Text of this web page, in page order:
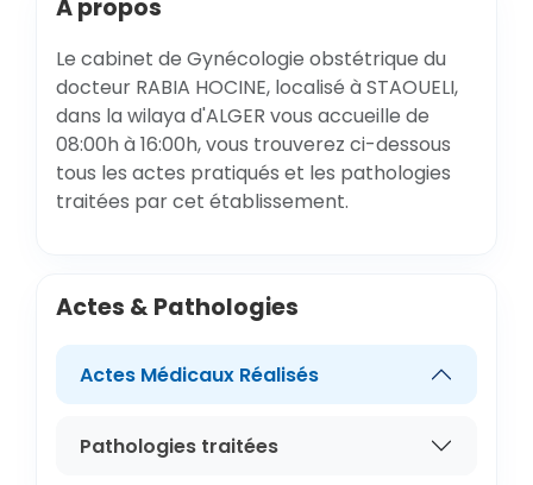
A propos
Le cabinet de Gynécologie obstétrique du
docteur RABIA HOCINE, localisé à STAOUELI,
dans la wilaya d'ALGER vous accueille de
08:00h à 16:00h, vous trouverez ci-dessous
tous les actes pratiqués et les pathologies
traitées par cet établissement.
Actes & Pathologies
Actes Médicaux Réalisés
Pathologies traitées